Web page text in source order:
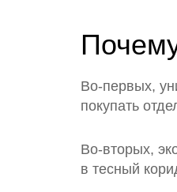
Во-первых,
покупать
Во-вторых,
в тесный